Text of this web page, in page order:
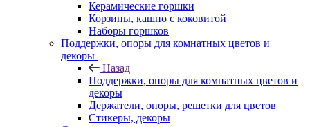
Керамические горшки
Корзины, кашпо с коковитой
Наборы горшков
Поддержки, опоры для комнатных цветов и
декоры
Назад
Поддержки, опоры для комнатных цветов и
декоры
Держатели, опоры, решетки для цветов
Стикеры, декоры